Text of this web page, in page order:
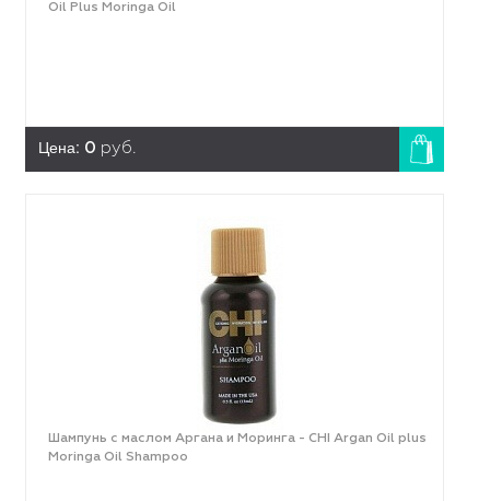
Oil Plus Moringa Oil
Цена: 0 руб.
Шампунь с маслом Аргана и Моринга - CHI Argan Oil plus
Moringa Oil Shampoo